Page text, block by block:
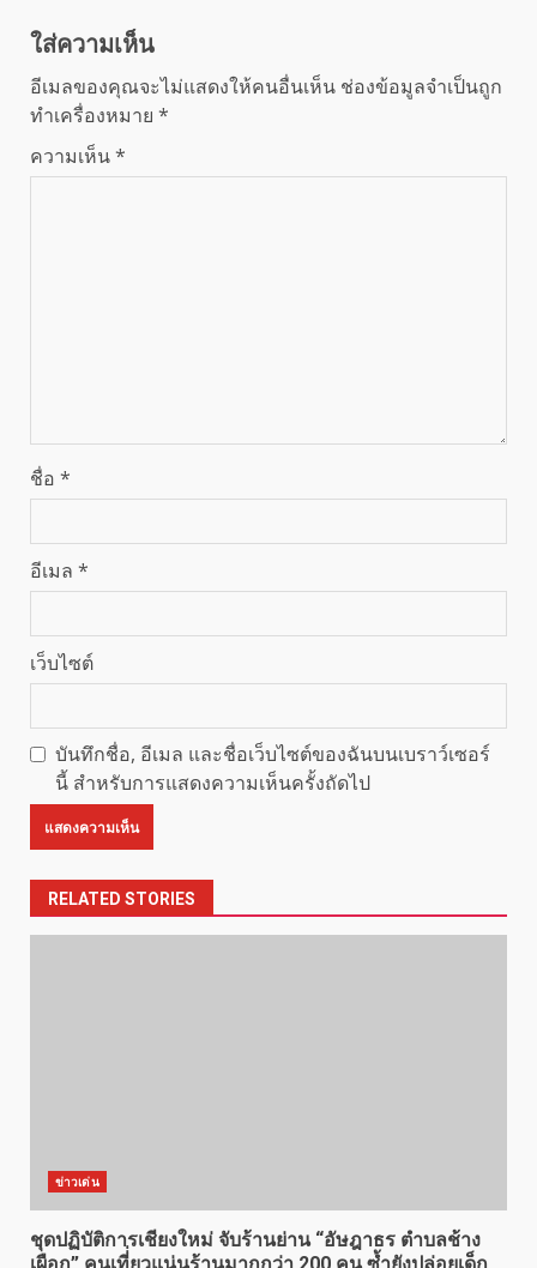
ใส่ความเห็น
อีเมลของคุณจะไม่แสดงให้คนอื่นเห็น ช่องข้อมูลจำเป็นถูก
ทำเครื่องหมาย *
ความเห็น*
ชื่อ *
อีเมล *
เว็บไซต์
บันทึกชื่อ, อีเมล และชื่อเว็บไซต์ของฉันบนเบราว์เซอร์
นี้ สำหรับการแสดงความเห็นครั้งถัดไป
RELATED STORIES
ข่าวเด่น
ชุดปฏิบัติการเชียงใหม่ จับร้านย่าน “อัษฎาธร ตำบลช้าง